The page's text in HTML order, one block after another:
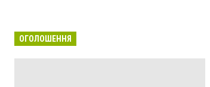
ОГОЛОШЕННЯ